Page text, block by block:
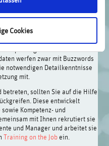
Cookies
werfen zwar mit Buzzwords
notwendigen Detailkenntnisse
mit.
sollten Sie auf die Hilfe
Diese entwickelt
sowie Kompetenz- und
mit Ihnen rekrutiert sie
und Manager und arbeitet sie
Training on the Jobein.